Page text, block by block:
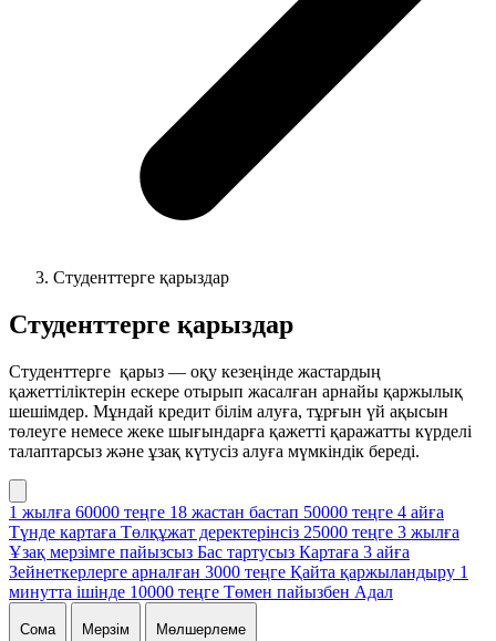
Студенттерге қарыздар
Студенттерге қарыздар
Студенттерге қарыз — оқу кезеңінде жастардың
қажеттіліктерін ескере отырып жасалған арнайы қаржылық
шешімдер. Мұндай кредит білім алуға, тұрғын үй ақысын
төлеуге немесе жеке шығындарға қажетті қаражатты күрделі
талаптарсыз және ұзақ күтусіз алуға мүмкіндік береді.
1 жылға 60000 теңге 18 жастан бастап 50000 теңге 4 айға
Түнде картаға Төлқұжат деректерінсіз 25000 теңге 3 жылға
Ұзақ мерзімге пайызсыз Бас тартусыз Картаға 3 айға
Зейнеткерлерге арналған 3000 теңге Қайта қаржыландыру 1
минутта ішінде 10000 теңге Төмен пайызбен Адал
Сома Мерзім Мөлшерлеме